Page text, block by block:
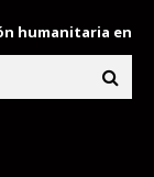
enviada a